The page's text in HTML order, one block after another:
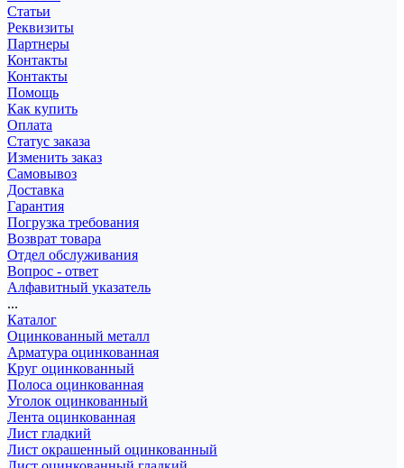
Статьи
Реквизиты
Партнеры
Контакты
Контакты
Помощь
Как купить
Оплата
Статус заказа
Изменить заказ
Самовывоз
Доставка
Гарантия
Погрузка требования
Возврат товара
Отдел обслуживания
Вопрос - ответ
Алфавитный указатель
...
Каталог
Оцинкованный металл
Арматура оцинкованная
Круг оцинкованный
Полоса оцинкованная
Уголок оцинкованный
Лента оцинкованная
Лист гладкий
Лист окрашенный оцинкованный